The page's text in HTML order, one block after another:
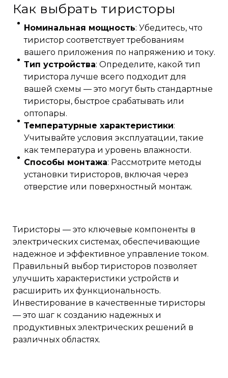
Как выбрать тиристоры
Номинальная мощность: Убедитесь, что
тиристор соответствует требованиям
вашего приложения по напряжению и току.
Тип устройства: Определите, какой тип
тиристора лучше всего подходит для
вашей схемы — это могут быть стандартные
тиристоры, быстрое срабатывать или
оптопары.
Температурные характеристики:
Учитывайте условия эксплуатации, такие
как температура и уровень влажности.
Способы монтажа: Рассмотрите методы
установки тиристоров, включая через
отверстие или поверхностный монтаж.
Тиристоры — это ключевые компоненты в
электрических системах, обеспечивающие
надежное и эффективное управление током.
Правильный выбор тиристоров позволяет
улучшить характеристики устройств и
расширить их функциональность.
Инвестирование в качественные тиристоры
— это шаг к созданию надежных и
продуктивных электрических решений в
различных областях.